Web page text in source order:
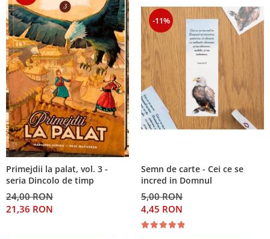
Primejdii la palat, vol. 3 -
seria Dincolo de timp
24,00 RON
21,36 RON
-11%
Semn de carte - Cei ce se
incred in Domnul
5,00 RON
4,45 RON